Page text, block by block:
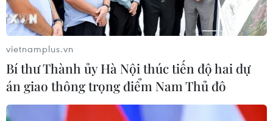
vietnamplus.vn
Bí thư Thành ủy Hà Nội thúc tiến độ hai dự
án giao thông trọng điểm Nam Thủ đô